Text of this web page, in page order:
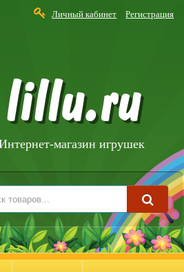
Личный кабинет Регистрация
lillu.ru
магазин игрушек